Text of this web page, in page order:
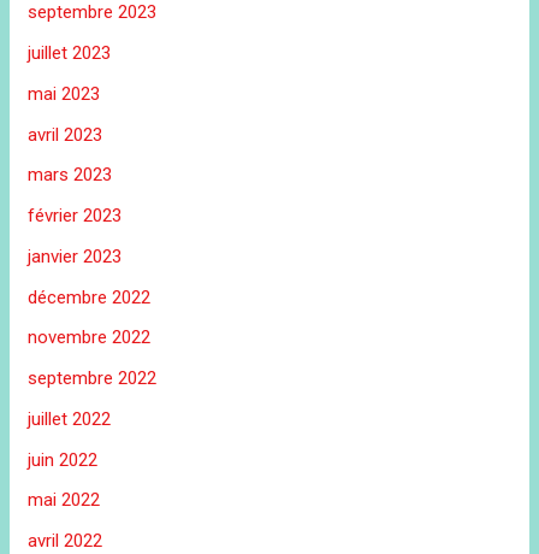
septembre 2023
juillet 2023
mai 2023
avril 2023
mars 2023
février 2023
janvier 2023
décembre 2022
novembre 2022
septembre 2022
juillet 2022
juin 2022
mai 2022
avril 2022